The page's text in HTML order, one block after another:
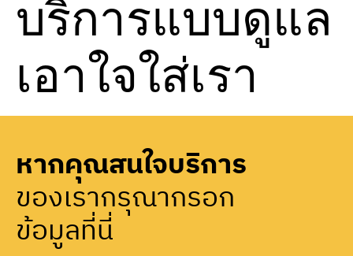
บริการแบบดูแล
เอาใจใส่เรา
หากคุณสนใจบริการ
ของเรากรุณากรอก
ข้อมูลที่นี่